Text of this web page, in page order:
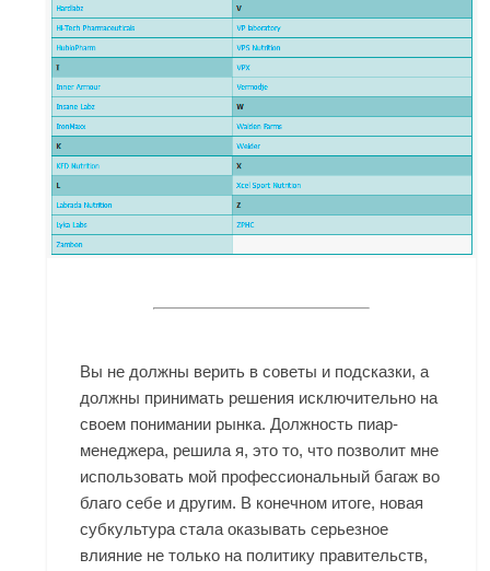
Вы не должны верить в советы и подсказки, а
должны принимать решения исключительно на
своем понимании рынка. Должность пиар-
менеджера, решила я, это то, что позволит мне
использовать мой профессиональный багаж во
благо себе и другим. В конечном итоге, новая
субкультура стала оказывать серьезное
влияние не только на политику правительств,